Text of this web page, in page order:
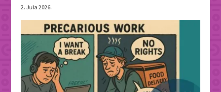
2. Jula 2026.